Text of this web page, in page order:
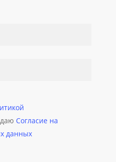
Согласие на
данных